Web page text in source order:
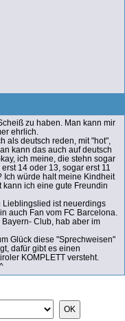
OK
zu haben. Man kann mir
ehrlich.
als deutsch reden, mit "hot",
kann das auch auf deutsch
ich meine, die stehn sogar
14 oder 13, sogar erst 11
Ich würde halt meine Kindheit
ich eine gute Freundin
Lieblingslied ist neuerdings
auch Fan vom FC Barcelona.
Club, hab aber im
Glück diese "Sprechweisen"
dafür gibt es einen
KOMPLETT versteht.